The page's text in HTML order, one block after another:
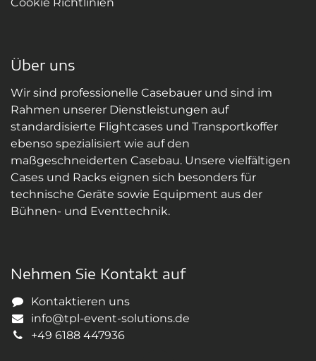
Über uns
Wir sind professionelle Casebauer und sind im
Rahmen unserer Dienstleistungen auf
standardisierte Flightcases und Transportkoffer
ebenso spezialisiert wie auf den
maßgeschneiderten Casebau. Unsere vielfältigen
Cases und Racks eignen sich besonders für
technische Geräte sowie Equipment aus der
Bühnen- und Eventtechnik.
Nehmen Sie Kontakt auf
Kontaktieren uns
info@tpl-event-solutions.de
+49 6188 447936